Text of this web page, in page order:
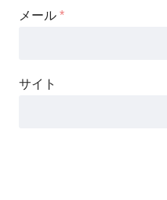
メール *
サイト